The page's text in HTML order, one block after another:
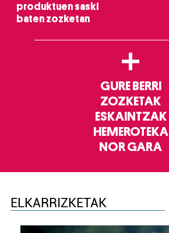
produktuen saski
baten zozketan
+
GURE BERRI
ZOZKETAK
ESKAINTZAK
HEMEROTEKA
NOR GARA
ELKARRIZKETAK